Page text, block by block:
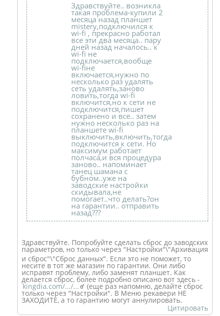
Здравствуйте.. возникла
такая проблема-купили 2
месяца назад планшет
mistery,подключился к
wi-fi , прекрасно работал
все эти два месяца.. пару
дней назад началось.. к
wi-fi не
подключается,вообще
wi-fiне
включается,нужно по
несколько раз удалять
сеть удалять,заново
ловить,тогда wi-fi
включится,но к сети не
подключится,пишет
сохранено и все.. затем
нужно несколько раз на
планшете wi-fi
выключить,включить,тогда
подключится к сети. Но
максимум работает
полчаса,и вся процедура
заново.. напоминает
танец шамана с
бубном..уже на
заводские настройки
скидывала,не
помогает..что делать?он
на гарантии.. отправить
назад???
Здравствуйте. Попробуйте сделать сброс до заводских
параметров, но только через "Настройки"\"Архивация
и сброс"\"Сброс данных". Если это не поможет, то
несите в тот же магазин по гарантии. Они либо
исправят проблему, либо заменят планшет. Как
делается сброс, более подробно описано вот здесь -
kingdia.com/.../... (еще раз напомню, делайте сброс
только через "Настройки". В Меню рекавери НЕ
ЗАХОДИТЕ, а то гарантию могут аннулировать.
Цитировать